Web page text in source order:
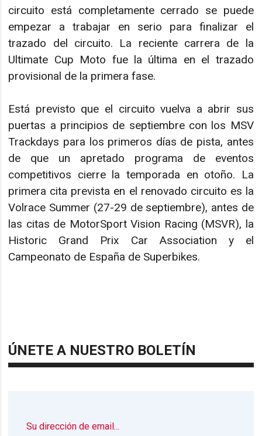
circuito está completamente cerrado se puede
empezar a trabajar en serio para finalizar el
trazado del circuito. La reciente carrera de la
Ultimate Cup Moto fue la última en el trazado
provisional de la primera fase.
Está previsto que el circuito vuelva a abrir sus
puertas a principios de septiembre con los MSV
Trackdays para los primeros días de pista, antes
de que un apretado programa de eventos
competitivos cierre la temporada en otoño. La
primera cita prevista en el renovado circuito es la
Volrace Summer (27-29 de septiembre), antes de
las citas de MotorSport Vision Racing (MSVR), la
Historic Grand Prix Car Association y el
Campeonato de España de Superbikes.
ÚNETE A NUESTRO BOLETÍN